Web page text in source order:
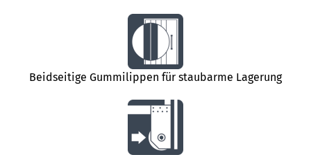
Beidseitige Gummilippen für staubarme Lagerung